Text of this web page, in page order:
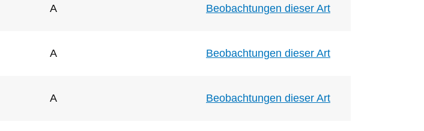
A Beobachtungen dieser Art
A Beobachtungen dieser Art
A Beobachtungen dieser Art